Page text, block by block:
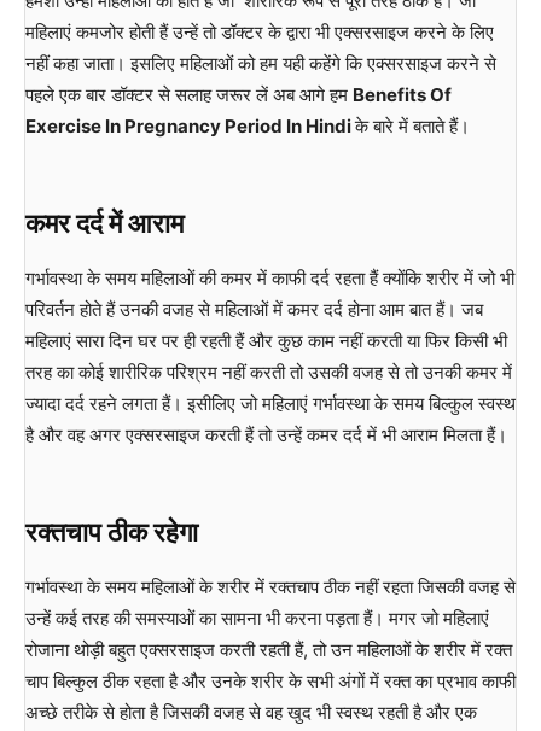
महिलाएं कमजोर होती हैं उन्हें तो डॉक्टर के द्वारा भी एक्सरसाइज करने के लिए
नहीं कहा जाता। इसलिए महिलाओं को हम यही कहेंगे कि एक्सरसाइज करने से
पहले एक बार डॉक्टर से सलाह जरूर लें अब आगे हम Benefits Of
Exercise In Pregnancy Period In Hindiके बारे में बताते हैं।
कमर दर्द में आराम
गर्भावस्था के समय महिलाओं की कमर में काफी दर्द रहता हैं क्योंकि शरीर में जो भी
परिवर्तन होते हैं उनकी वजह से महिलाओं में कमर दर्द होना आम बात हैं। जब
महिलाएं सारा दिन घर पर ही रहती हैं और कुछ काम नहीं करती या फिर किसी भी
तरह का कोई शारीरिक परिश्रम नहीं करती तो उसकी वजह से तो उनकी कमर में
ज्यादा दर्द रहने लगता हैं। इसीलिए जो महिलाएं गर्भावस्था के समय बिल्कुल स्वस्थ
है और वह अगर एक्सरसाइज करती हैं तो उन्हें कमर दर्द में भी आराम मिलता हैं।
रक्तचाप ठीक रहेगा
गर्भावस्था के समय महिलाओं के शरीर में रक्तचाप ठीक नहीं रहता जिसकी वजह से
उन्हें कई तरह की समस्याओं का सामना भी करना पड़ता हैं। मगर जो महिलाएं
रोजाना थोड़ी बहुत एक्सरसाइज करती रहती हैं, तो उन महिलाओं के शरीर में रक्त
चाप बिल्कुल ठीक रहता है और उनके शरीर के सभी अंगों में रक्त का प्रभाव काफी
अच्छे तरीके से होता है जिसकी वजह से वह खुद भी स्वस्थ रहती है और एक